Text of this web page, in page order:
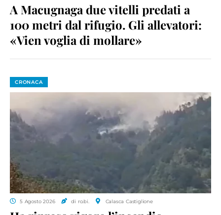
A Macugnaga due vitelli predati a
100 metri dal rifugio. Gli allevatori:
«Vien voglia di mollare»
CRONACA
5 Agosto 2026 di ro.bi. Calasca Castiglione